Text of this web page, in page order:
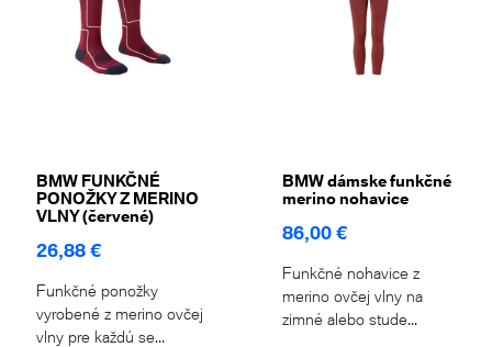
BMW FUNKČNÉ
PONOŽKY Z MERINO
VLNY (červené)
26,88 €
Funkčné ponožky
vyrobené z merino ovčej
vlny pre každú se...
BMW dámske funkčné
merino nohavice
86,00 €
Funkčné nohavice z
merino ovčej vlny na
zimné alebo stude...